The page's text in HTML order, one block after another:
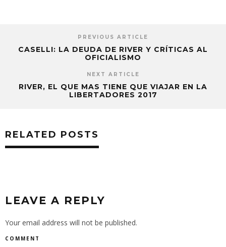
PREVIOUS ARTICLE
CASELLI: LA DEUDA DE RIVER Y CRÍTICAS AL
OFICIALISMO
NEXT ARTICLE
RIVER, EL QUE MAS TIENE QUE VIAJAR EN LA
LIBERTADORES 2017
RELATED POSTS
LEAVE A REPLY
Your email address will not be published.
COMMENT